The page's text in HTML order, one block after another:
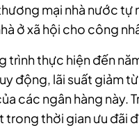
mại nhà nước tự
ở xã hội cho công
trình thực hiện đến
động, lãi suất giảm
các ngân hàng này.
trong thời gian ưu đãi